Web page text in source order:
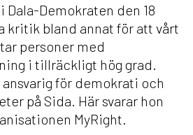
Demokraten den 18
kritik bland annat för att vårt
personer med
i tillräckligt hög grad.
för demokrati och
på Sida. Här svarar hon
MyRight.